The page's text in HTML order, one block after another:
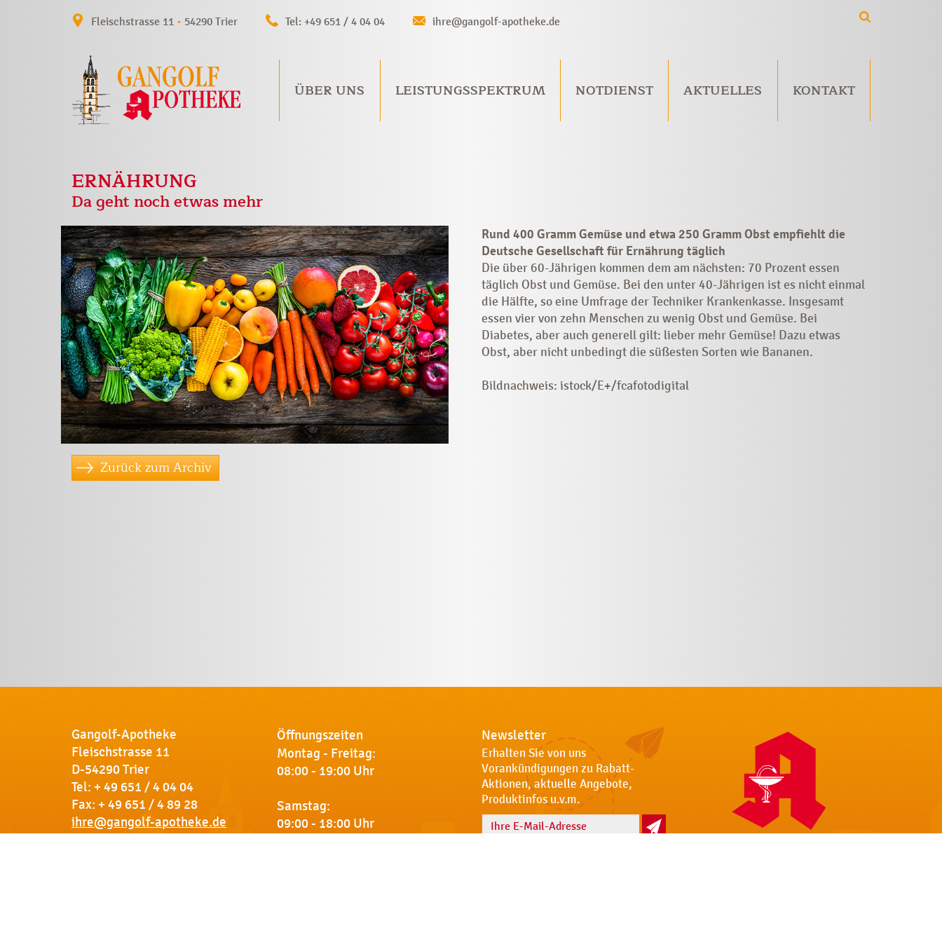
Fleischstrasse 11 • 54290 Trier Tel: +49 651 / 4 04 04 ihre@gangolf-apotheke.de
ÜBER UNS LEISTUNGSSPEKTRUM NOTDIENST AKTUELLES KONTAKT
ERNÄHRUNG
Da geht noch etwas mehr
Rund 400 Gramm Gemüse und etwa 250 Gramm Obst empfiehlt die
Deutsche ­Gesellschaft für Ernährung täglich
Die über 60-Jährigen kommen dem am ­nächsten: 70 Prozent essen
täglich Obst und Gemüse. Bei den unter 40-Jährigen ist es nicht ­einmal
die Hälfte, so eine Umfrage der Techniker ­Krankenkasse. ­Insgesamt
essen vier von zehn Menschen zu wenig Obst und Gemüse. Bei
Diabetes, aber auch generell gilt: lieber mehr Gemüse! Dazu etwas
Obst, aber nicht unbedingt die süßesten Sorten wie Bananen.
Bildnachweis: istock/E+/fcafotodigital
Zurück zum Archiv
Gangolf-Apotheke
Fleischstrasse 11
D-54290 Trier
Tel: + 49 651 / 4 04 04
Fax: + 49 651 / 4 89 28
ihre@gangolf-apotheke.de
Öffnungszeiten
Montag - Freitag:
08:00 - 19:00 Uhr
Samstag:
09:00 - 18:00 Uhr
Newsletter
Erhalten Sie von uns
Vorankündigungen zu Rabatt-
Aktionen, aktuelle Angebote,
Produktinfos u.v.m.
Name